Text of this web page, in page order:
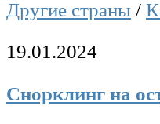
Другие страны /
19.01.2024
Снорклинг на